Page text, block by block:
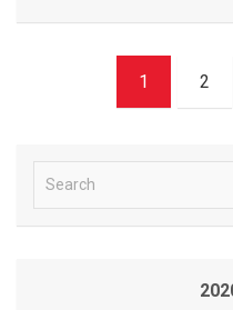
1 2
e